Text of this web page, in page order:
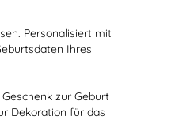
Personalisiert mit
Ihres
zur Geburt
Dekoration für das